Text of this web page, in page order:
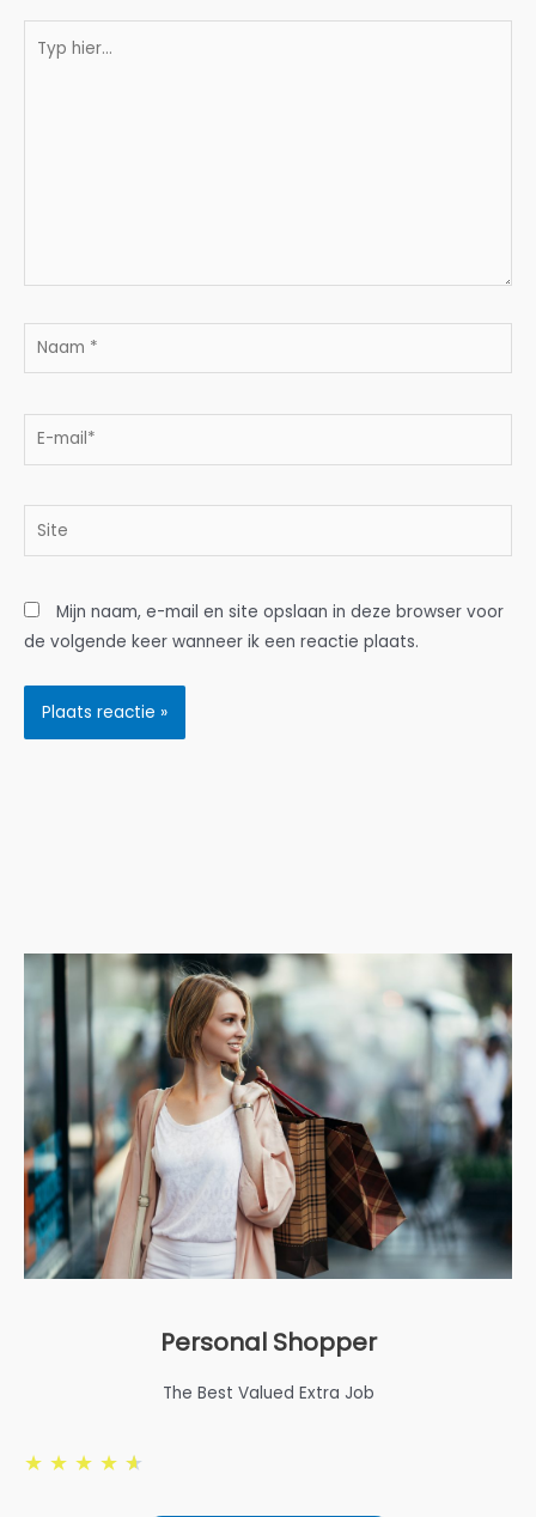
hier...
Naam
E-
Site
Mijn naam, e-mail en site opslaan in deze browser voor
de volgende keer wanneer ik een reactie plaats.
Personal Shopper
The Best Valued Extra Job
★ ★ ★ ★ ★